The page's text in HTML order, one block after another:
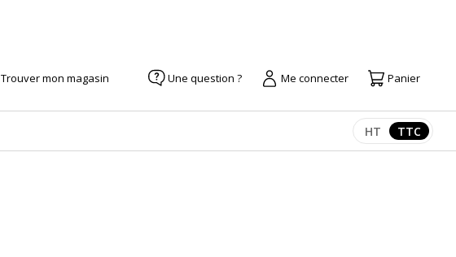
Trouver mon magasin Une question ? Me connecter Panier
Afficher les
HT TTC